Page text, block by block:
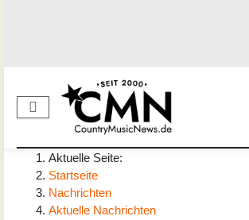
Aktuelle Seite:
Startseite
Nachrichten
Aktuelle Nachrichten